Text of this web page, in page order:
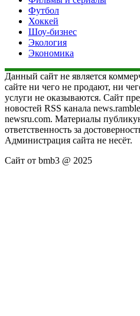
Футбол
Хоккей
Шоу-бизнес
Экология
Экономика
Данный сайт не является
сайте ни чего не продают, ни
услуги не оказываются. Сайт
новостей RSS канала
newsru.com. Материалы
ответственность за
Администрация сайта не несёт.
Сайт от bmb3 @ 2025